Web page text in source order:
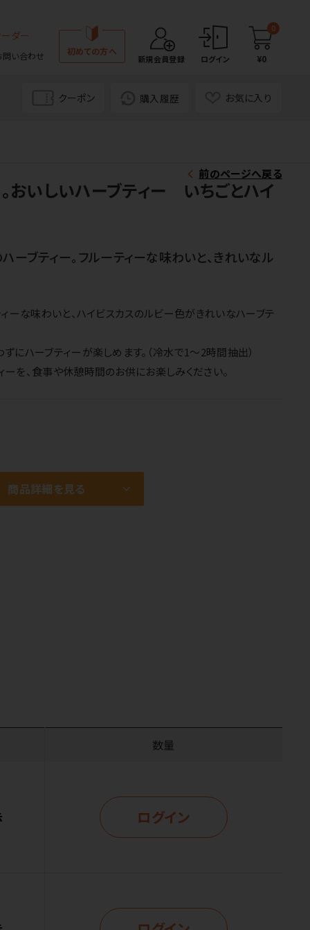
ダー
問い合わせ 初めての方へ
新規会員登録 ログイン
0
¥0
クーポン 購入履歴 お気に入り
前のページへ戻る
おいしいハーブティー いちごとハイ
ーブティー。フルーティーな味わいと、きれいなル
ィーな味わいと、ハイビスカスのルビー色がきれいなハーブテ
にハーブティーが楽しめます。（冷水で1～2時間抽出）
を、食事や休憩時間のお供にお楽しみください。
商品詳細を見る
数量
ログイン